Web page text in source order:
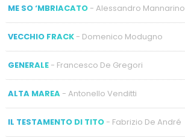
ME SO ‘MBRIACATO- Alessandro Mannarino
VECCHIO FRACK- Domenico Modugno
GENERALE- Francesco De Gregori
ALTA MAREA- Antonello Venditti
IL TESTAMENTO DI TITO- Fabrizio De André